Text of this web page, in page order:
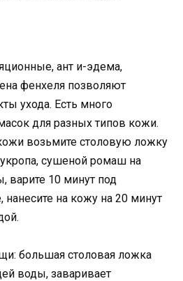
ант и-эдема,
фенхеля позволяют
ухода. Есть много
для разных типов кожи.
возьмите столовую ложку
сушеной ромаш на
варите 10 минут под
на кожу на 20 минут
большая столовая ложка
воды, заваривает